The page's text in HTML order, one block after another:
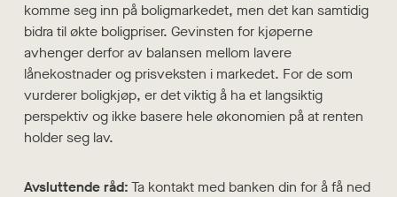
komme seg inn på boligmarkedet, men det kan samtidig
bidra til økte boligpriser. Gevinsten for kjøperne
avhenger derfor av balansen mellom lavere
lånekostnader og prisveksten i markedet. For de som
vurderer boligkjøp, er det viktig å ha et langsiktig
perspektiv og ikke basere hele økonomien på at renten
holder seg lav.
Avsluttende råd:Ta kontakt med banken din for å få ned